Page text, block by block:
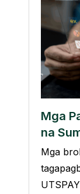
Mga
na
Mga